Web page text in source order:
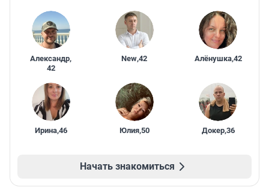
Александр,
42
New,42 Алёнушка,42
Ирина,46 Юлия,50 Докер,36
Начать знакомиться